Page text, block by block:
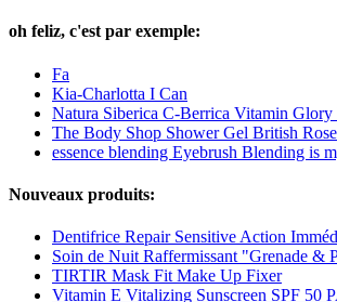
oh feliz, c'est par exemple:
Fa
Kia-Charlotta I Can
Natura Siberica C-Berrica Vitamin Glory
The Body Shop Shower Gel British Rose
essence blending Eyebrush Blending is
Nouveaux produits:
Dentifrice Repair Sensitive Action
Soin de Nuit Raffermissant "Grenade &
TIRTIR Mask Fit Make Up Fixer
Vitamin E Vitalizing Sunscreen SPF 50